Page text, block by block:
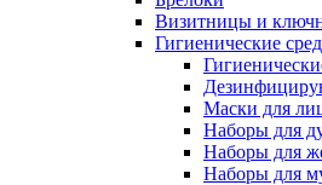
Визитницы и
Гигиенические
Маски для
Наборы для
Наборы для
Наборы для